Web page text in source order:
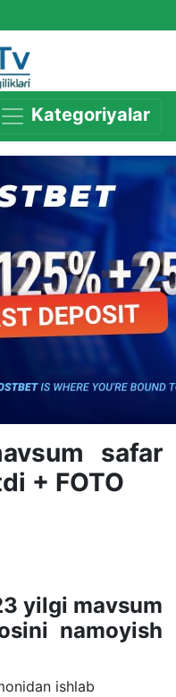
Kategoriyalar
safar
+ FOTO
yilgi mavsum
namoyish
ishlab